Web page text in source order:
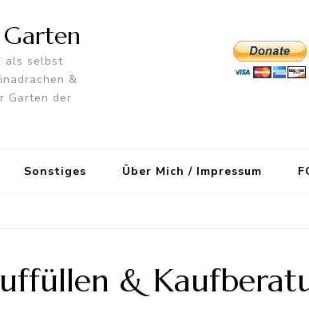
als selbst
&
Garten der
Sonstiges Über Mich / Impressum
&